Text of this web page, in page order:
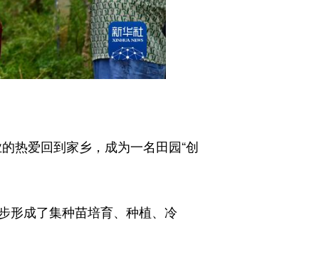
热爱回到家乡，成为一名田园“创
成了集种苗培育、种植、冷